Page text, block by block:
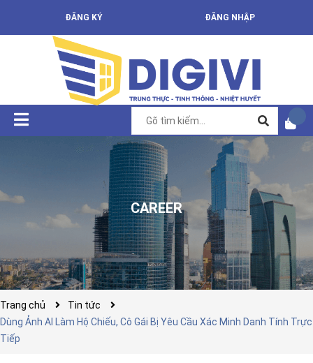
ĐĂNG KÝ ĐĂNG NHẬP
CAREER
Trang chủ
Tin tức
Dùng Ảnh AI Làm Hộ Chiếu, Cô Gái Bị Yêu Cầu Xác Minh Danh Tính Trực
Tiếp